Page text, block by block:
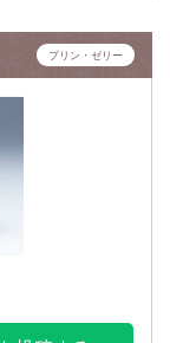
プリン・ゼリー